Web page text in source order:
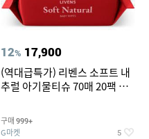
12% 17,900
(역대급특가) 리벤스 소프트 내
추럴 아기물티슈 70매 20팩 캡
구매 999+
G마켓 5